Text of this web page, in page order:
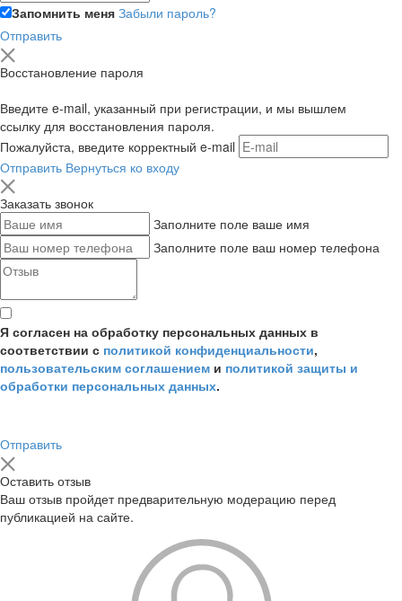
Запомнить меня Забыли пароль?
Отправить
Восстановление пароля
Введите e-mail, указанный при регистрации, и мы вышлем
ссылку для восстановления пароля.
Пожалуйста, введите корректный e-mail
Отправить Вернуться ко входу
Заказать звонок
Заполните поле ваше имя
Заполните поле ваш номер телефона
Я согласен на обработку персональных данных в
соответствии с политикой конфиденциальности,
пользовательским соглашением и политикой защиты и
обработки персональных данных.
Отправить
Оставить отзыв
Ваш отзыв пройдет предварительную модерацию перед
публикацией на сайте.